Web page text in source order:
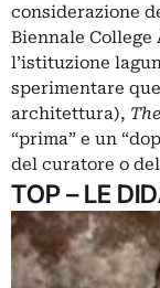
considerazione
Biennale
l’istituzione
sperimentare
architettura),
“prima” e un
del curatore o
TOP – LE